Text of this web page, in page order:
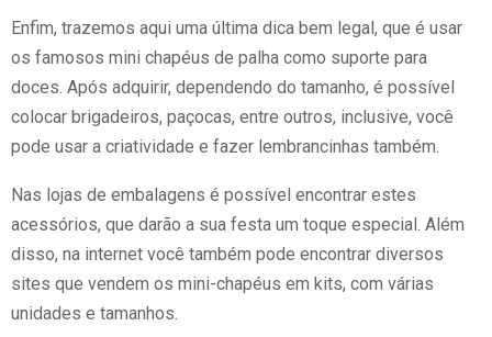
Enfim, trazemos aqui uma última dica bem legal, que é usar
os famosos mini chapéus de palha como suporte para
doces. Após adquirir, dependendo do tamanho, é possível
colocar brigadeiros, paçocas, entre outros, inclusive, você
pode usar a criatividade e fazer lembrancinhas também.
Nas lojas de embalagens é possível encontrar estes
acessórios, que darão a sua festa um toque especial. Além
disso, na internet você também pode encontrar diversos
sites que vendem os mini-chapéus em kits, com várias
unidades e tamanhos.